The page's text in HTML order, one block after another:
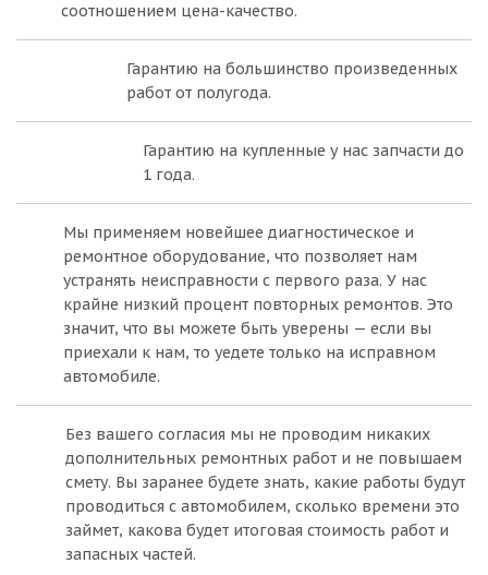
соотношением цена-качество.
Гарантию на большинство произведенных
работ от полугода.
Гарантию на купленные у нас запчасти до
1 года.
Мы применяем новейшее диагностическое и
ремонтное оборудование, что позволяет нам
устранять неисправности с первого раза. У нас
крайне низкий процент повторных ремонтов. Это
значит, что вы можете быть уверены — если вы
приехали к нам, то уедете только на исправном
автомобиле.
Без вашего согласия мы не проводим никаких
дополнительных ремонтных работ и не повышаем
смету. Вы заранее будете знать, какие работы будут
проводиться с автомобилем, сколько времени это
займет, какова будет итоговая стоимость работ и
запасных частей.